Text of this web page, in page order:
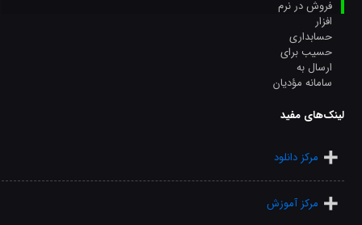
لینک‌های مفید
مرکز دانلود
مرکز آموزش